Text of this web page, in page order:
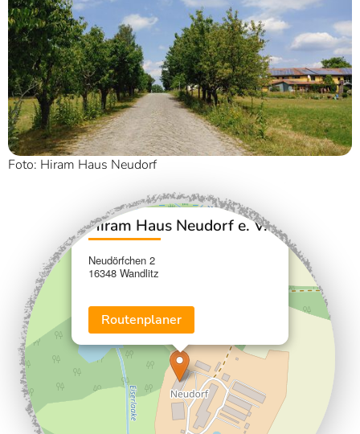
Foto: Hiram Haus Neudorf
Hiram Haus Neudorf e. V.
Neudörfchen 2
16348 Wandlitz
Routenplaner